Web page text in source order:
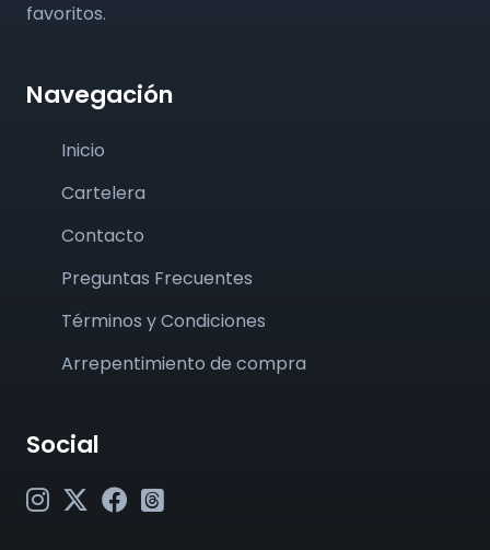
favoritos.
Navegación
Inicio
Cartelera
Contacto
Preguntas Frecuentes
Términos y Condiciones
Arrepentimiento de compra
Social